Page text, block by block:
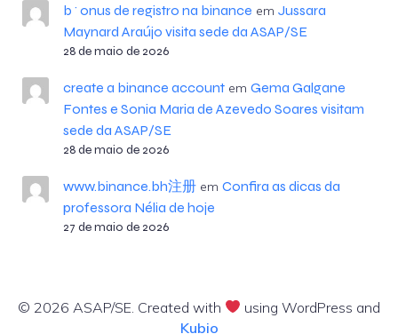
b^onus de registro na binance em Jussara
Maynard Araújo visita sede da ASAP/SE
28 de maio de 2026
create a binance accountem Gema Galgane
Fontes e Sonia Maria de Azevedo Soares visitam
sede da ASAP/SE
28 de maio de 2026
www.binance.bh注册em Confira as dicas da
professora Nélia de hoje
27 de maio de 2026
© 2026 ASAP/SE. Created with
using WordPress and
Kubio